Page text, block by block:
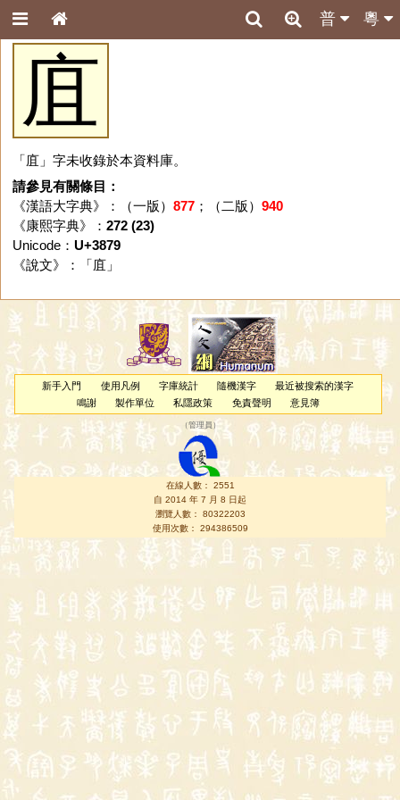
粵
普
㡹
「㡹」字未收錄於本資料庫。
請參見有關條目：
《漢語大字典》：（一版） 877；（二版） 940
《康熙字典》： 272 (23)
Unicode： U+3879
《說文》：「 㡹」
新手入門 使用凡例 字庫統計 隨機漢字
最近被搜索的漢字
鳴謝
製作單位 私隱政策 免責聲明 意見簿
（管理員 ）
在線人數： 2551
自 2014 年 7 月 8 日起
瀏覽人數： 80322203
使用次數： 294386509